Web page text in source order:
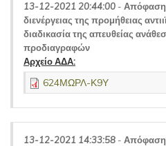
13-12-2021 20:44:00 - Απόφαση
διενέργειας της προμήθειας
διαδικασία της απευθείας
προδιαγραφών
Αρχείο ΑΔΑ:
624ΜΩΡΛ-Κ9Υ
13-12-2021 14:33:58 - Απόφαση